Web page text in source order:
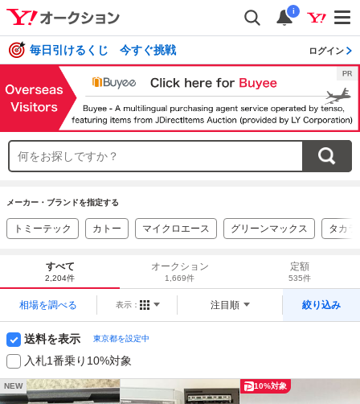
i
毎日引けるくじ 今すぐ挑戦 ログイン
メーカー・ブランドを指定する
トミーテック カトー マイクロエース グリーンマックス タカ
すべて
2,204件
オークション
1,669件
定額
535件
相場を調べる 表示： 注目順 絞り込み
送料を表示 東京都を設定中
入札1番乗り10%対象
NEW 10%対象